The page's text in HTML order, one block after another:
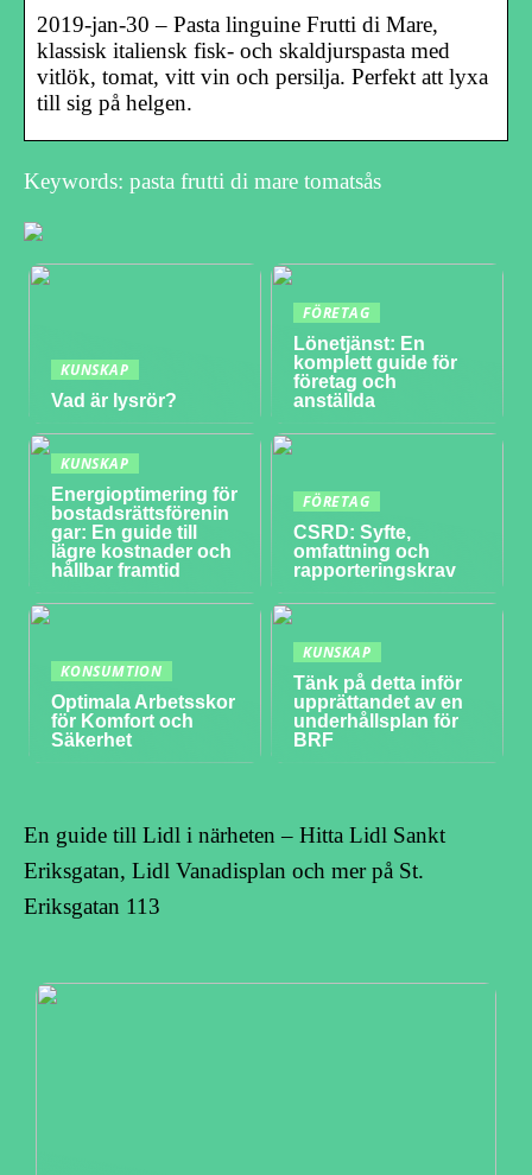
2019-jan-30 – Pasta linguine Frutti di Mare,
klassisk italiensk fisk- och skaldjurspasta med
vitlök, tomat, vitt vin och persilja. Perfekt att lyxa
till sig på helgen.
Keywords: pasta frutti di mare tomatsås
KUNSKAP
Vad är lysrör?
FÖRETAG
Lönetjänst: En
komplett guide för
företag och
anställda
KUNSKAP
Energioptimering för
bostadsrättsförenin
gar: En guide till
lägre kostnader och
hållbar framtid
FÖRETAG
CSRD: Syfte,
omfattning och
rapporteringskrav
KONSUMTION
Optimala Arbetsskor
för Komfort och
Säkerhet
KUNSKAP
Tänk på detta inför
upprättandet av en
underhållsplan för
BRF
En guide till Lidl i närheten – Hitta Lidl Sankt
Eriksgatan, Lidl Vanadisplan och mer på St.
Eriksgatan 113